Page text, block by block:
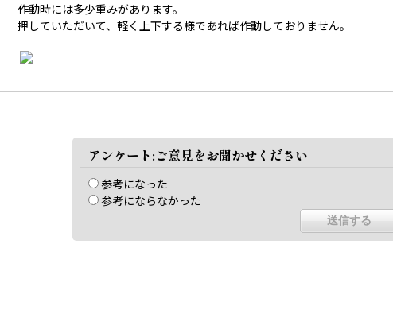
作動時には多少重みがあります。
押していただいて、軽く上下する様であれば作動しておりません。
アンケート:ご意見をお聞かせください
参考になった
参考にならなかった